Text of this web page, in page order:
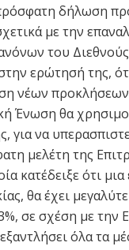
δήλωση
με την
του Διεθνούς
ερώτησή της,
νέων
Ένωση θα
για να
μελέτη της
κατέδειξε ότι
θα έχει
σε σχέση με
όλα τα